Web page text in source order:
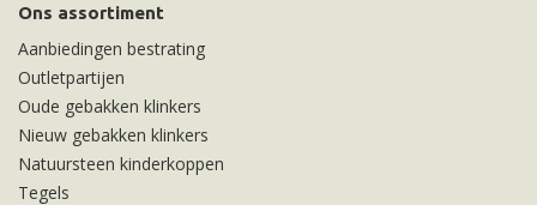
Ons assortiment
Aanbiedingen bestrating
Outletpartijen
Oude gebakken klinkers
Nieuw gebakken klinkers
Natuursteen kinderkoppen
Tegels